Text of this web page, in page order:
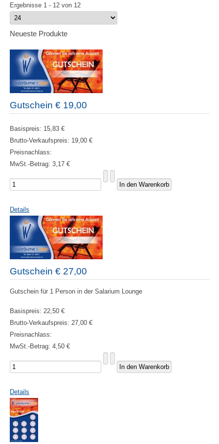
Ergebnisse 1 - 12 von 12
Neueste Produkte
Gutschein € 19,00
Basispreis: 15,83 €
Brutto-Verkaufspreis: 19,00 €
Preisnachlass:
MwSt.-Betrag: 3,17 €
Details
Gutschein € 27,00
Gutschein für 1 Person in der Salarium Lounge
Basispreis: 22,50 €
Brutto-Verkaufspreis: 27,00 €
Preisnachlass:
MwSt.-Betrag: 4,50 €
Details